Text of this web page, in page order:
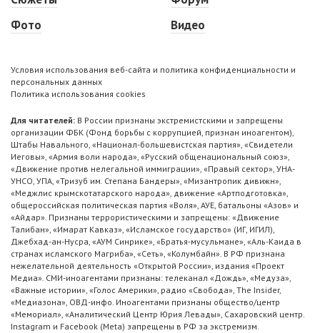
Фото
Видео
Условия использования веб-сайта и политика конфиденциальности и
персональных данных
Политика использования cookies
Для читателей: В России признаны экстремистскими и запрещены
организации ФБК (Фонд борьбы с коррупцией, признан иноагентом),
Штабы Навального, «Национал-большевистская партия», «Свидетели
Иеговы», «Армия воли народа», «Русский общенациональный союз»,
«Движение против нелегальной иммиграции», «Правый сектор», УНА-
УНСО, УПА, «Тризуб им. Степана Бандеры», «Мизантропик дивижн»,
«Меджлис крымскотатарского народа», движение «Артподготовка»,
общероссийская политическая партия «Воля», АУЕ, батальоны «Азов» и
«Айдар». Признаны террористическими и запрещены: «Движение
Талибан», «Имарат Кавказ», «Исламское государство» (ИГ, ИГИЛ),
Джебхад-ан-Нусра, «АУМ Синрике», «Братья-мусульмане», «Аль-Каида в
странах исламского Магриба», «Сеть», «Колумбайн». В РФ признана
нежелательной деятельность «Открытой России», издания «Проект
Медиа». СМИ-иноагентами признаны: телеканал «Дождь», «Медуза»,
«Важные истории», «Голос Америки», радио «Свобода», The Insider,
«Медиазона», ОВД-инфо. Иноагентами признаны общество/центр
«Мемориал», «Аналитический Центр Юрия Левады», Сахаровский центр.
Instagram и Facebook (Metа) запрещены в РФ за экстремизм.